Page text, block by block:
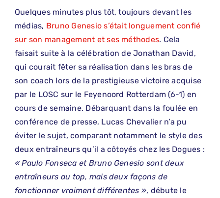
Quelques minutes plus tôt, toujours devant les
médias, Bruno Genesio s’était longuement confié
sur son management et ses méthodes. Cela
faisait suite à la célébration de Jonathan David,
qui courait fêter sa réalisation dans les bras de
son coach lors de la prestigieuse victoire acquise
par le LOSC sur le Feyenoord Rotterdam (6-1) en
cours de semaine. Débarquant dans la foulée en
conférence de presse, Lucas Chevalier n’a pu
éviter le sujet, comparant notamment le style des
deux entraîneurs qu’il a côtoyés chez les Dogues :
« Paulo Fonseca et Bruno Genesio sont deux
entraîneurs au top, mais deux façons de
fonctionner vraiment différentes », débute le